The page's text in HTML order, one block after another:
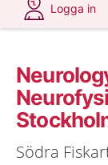
Logga in
Södra